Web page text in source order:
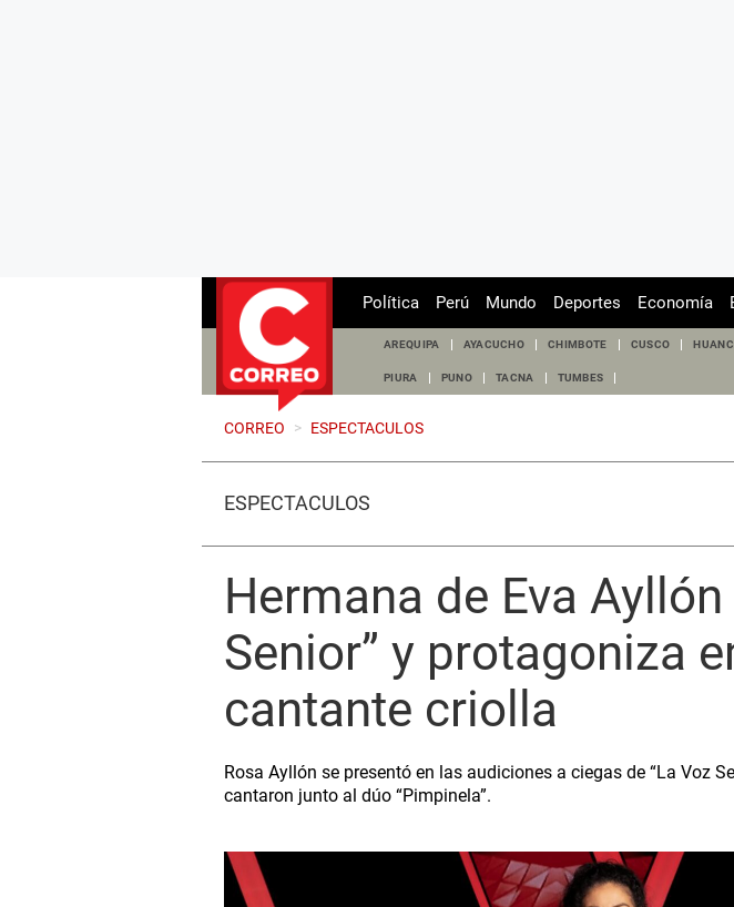
Política Perú Mundo Deportes Economía
AREQUIPA AYACUCHO CHIMBOTE CUSCO
PIURA PUNO TACNA TUMBES
CORREO > ESPECTACULOS
ESPECTÁCULOS
Hermana de Eva
Senior” y protagoniza
cantante criolla
Rosa Ayllón se presentó en las audiciones a ciegas de “La Voz
cantaron junto al dúo “Pimpinela”.